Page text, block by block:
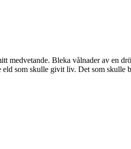
Bleka vålnader av en
eld som skulle givit liv. Det som